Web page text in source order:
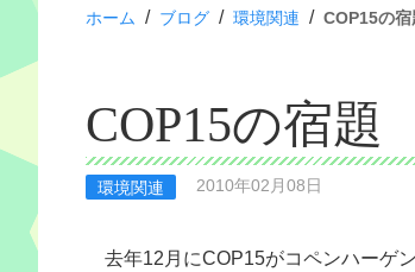
ホーム / ブログ / 環境関連 / COP15の宿
COP15の宿題
環境関連 2010年02月08日
去年12月にCOP15がコペンハーゲ